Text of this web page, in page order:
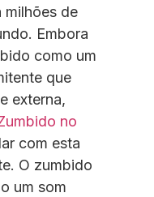
milhões de
Embora
como um
que
externa,
no
com esta
O zumbido
um som